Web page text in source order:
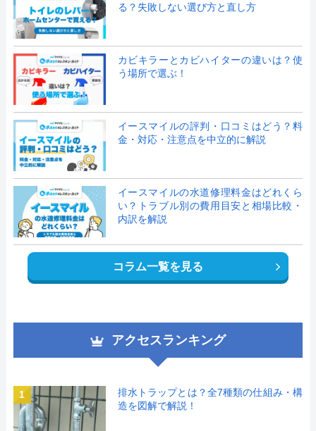
る？失敗しない選び方と直し方
カビキラーとカビハイターの違いは？使
う場所で選ぶ！
イースマイルの評判・口コミはどう？料
金・対応・注意点を中立的に解説
イースマイルの水道修理料金はどれくら
い？トラブル別の費用目安と相場比較・
内訳を解説
コラム一覧を見る
アクセスランキング
1
排水トラップとは？全7種類の仕組み・構
造を図解で解説！